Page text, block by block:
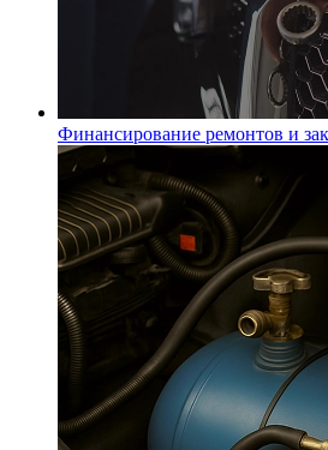
Финансирование ремонтов и